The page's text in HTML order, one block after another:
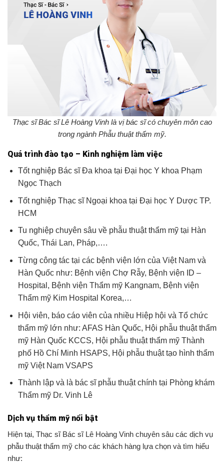
Thạc sĩ Bác sĩ Lê Hoàng Vinh là vị bác sĩ có chuyên môn cao
trong ngành Phẫu thuật thẩm mỹ.
Quá trình đào tạo – Kinh nghiệm làm việc
Tốt nghiệp Bác sĩ Đa khoa tại Đại học Y khoa Phạm
Ngọc Thạch
Tốt nghiệp Thạc sĩ Ngoại khoa tại Đại học Y Dược TP.
HCM
Tu nghiệp chuyên sâu về phẫu thuật thẩm mỹ tại Hàn
Quốc, Thái Lan, Pháp,….
Từng công tác tại các bệnh viện lớn của Việt Nam và
Hàn Quốc như: Bệnh viện Chợ Rẫy, Bệnh viện ID –
Hospital, Bệnh viện Thẩm mỹ Kangnam, Bệnh viện
Thẩm mỹ Kim Hospital Korea,…
Hội viên, báo cáo viên của nhiều Hiệp hội và Tổ chức
thẩm mỹ lớn như: AFAS Hàn Quốc, Hội phẫu thuật thẩm
mỹ Hàn Quốc KCCS, Hội phẫu thuật thẩm mỹ Thành
phố Hồ Chí Minh HSAPS, Hội phẫu thuật tạo hình thẩm
mỹ Việt Nam VSAPS
Thành lập và là bác sĩ phẫu thuật chính tại Phòng khám
Thẩm mỹ Dr. Vinh Lê
Dịch vụ thẩm mỹ nổi bật
Hiện tại, Thạc sĩ Bác sĩ Lê Hoàng Vinh chuyên sâu các dịch vụ
phẫu thuật thẩm mỹ cho các khách hàng lựa chọn và tìm hiểu
như: